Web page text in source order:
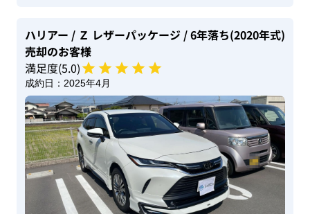
ハリアー / Ｚ レザーパッケージ / 6年落ち(2020年式)
売却のお客様
満足度(5.0)
成約日： 2025年4月